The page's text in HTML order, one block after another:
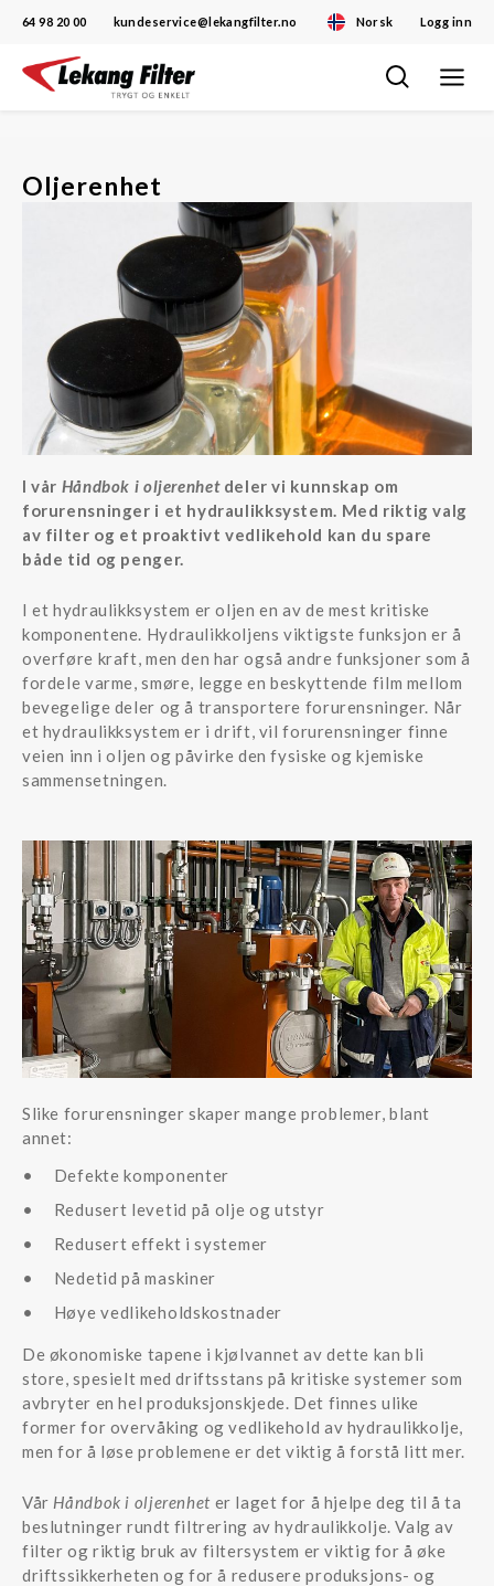
Norsk Logg inn
64 98 20 00 kundeservice@lekangfilter.no
Skip
Toggle
Oljerenhet
I vår Håndbok i oljerenhetdeler vi kunnskap om
forurensninger i et hydraulikksystem. Med riktig valg
av filter og et proaktivt vedlikehold kan du spare
både tid og penger.
I et hydraulikksystem er oljen en av de mest kritiske
komponentene. Hydraulikkoljens viktigste funksjon er å
overføre kraft, men den har også andre funksjoner som å
fordele varme, smøre, legge en beskyttende film mellom
bevegelige deler og å transportere forurensninger. Når
et hydraulikksystem er i drift, vil forurensninger finne
veien inn i oljen og påvirke den fysiske og kjemiske
sammensetningen.
Slike forurensninger skaper mange problemer, blant
annet:
Defekte komponenter
Redusert levetid på olje og utstyr
Redusert effekt i systemer
Nedetid på maskiner
Høye vedlikeholdskostnader
De økonomiske tapene i kjølvannet av dette kan bli
store, spesielt med driftsstans på kritiske systemer som
avbryter en hel produksjonskjede. Det finnes ulike
former for overvåking og vedlikehold av hydraulikkolje,
men for å løse problemene er det viktig å forstå litt mer.
Vår Håndbok i oljerenhet er laget for å hjelpe deg til å ta
beslutninger rundt filtrering av hydraulikkolje. Valg av
filter og riktig bruk av filtersystem er viktig for å øke
driftssikkerheten og for å redusere produksjons- og